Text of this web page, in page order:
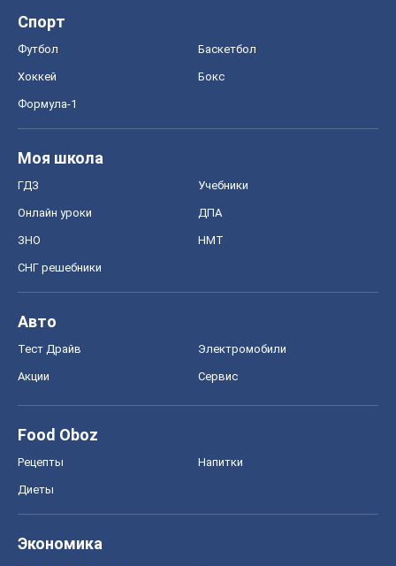
Спорт
Футбол Баскетбол
Хоккей Бокс
Формула-1
Моя школа
ГДЗ Учебники
Онлайн уроки ДПА
ЗНО НМТ
СНГ решебники
Авто
Тест Драйв Электромобили
Акции Сервис
Food Oboz
Рецепты Напитки
Диеты
Экономика